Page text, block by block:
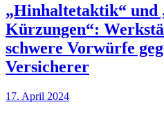
„Hinhaltetaktik“
Kürzungen“:
schwere Vorwürfe
Versicherer
17. April 2024